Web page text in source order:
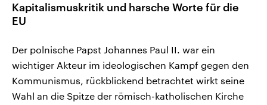
Kapitalismuskritik und harsche Worte für die
EU
Der polnische Papst Johannes Paul II. war ein
wichtiger Akteur im ideologischen Kampf gegen den
Kommunismus, rückblickend betrachtet wirkt seine
Wahl an die Spitze der römisch-katholischen Kirche